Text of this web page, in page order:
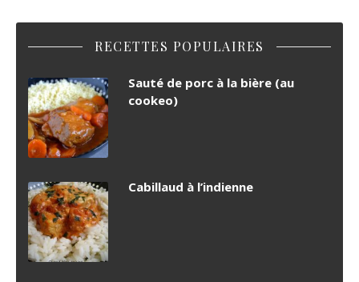
RECETTES POPULAIRES
Sauté de porc à la bière (au
cookeo)
Cabillaud à l’indienne